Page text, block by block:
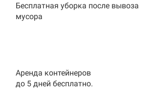
Бесплатная уборка после вывоза
мусора
Аренда контейнеров
до 5 дней бесплатно.